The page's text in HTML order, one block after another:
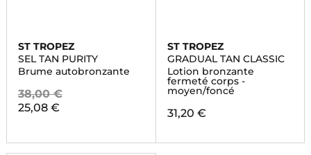
ST TROPEZ
SEL TAN PURITY
Brume autobronzante
38,00 €
25,08 €
ST TROPEZ
GRADUAL TAN CLASSIC
Lotion bronzante
fermeté corps -
moyen/foncé
31,20 €